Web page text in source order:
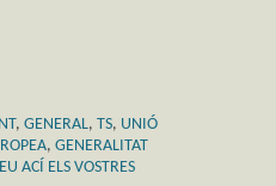
, GENERAL, TS, UNIÓ
, GENERALITAT
ACÍ ELS VOSTRES